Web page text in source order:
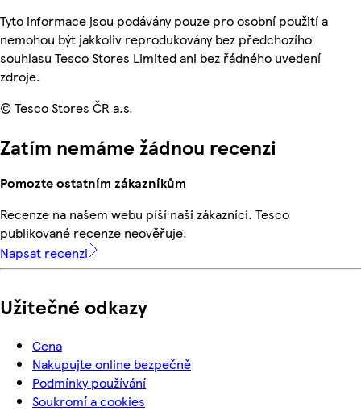
Tyto informace jsou podávány pouze pro osobní použití a
nemohou být jakkoliv reprodukovány bez předchozího
souhlasu Tesco Stores Limited ani bez řádného uvedení
zdroje.
© Tesco Stores ČR a.s.
Zatím nemáme žádnou recenzi
Pomozte ostatním zákazníkům
Recenze na našem webu píší naši zákazníci. Tesco
publikované recenze neověřuje.
Napsat recenzi
Užitečné odkazy
Cena
Nakupujte online bezpečně
Podmínky používání
Soukromí a cookies